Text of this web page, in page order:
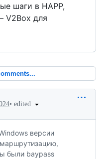
шаги в HAPP,
V2Box для
• edited
версии
были baypass